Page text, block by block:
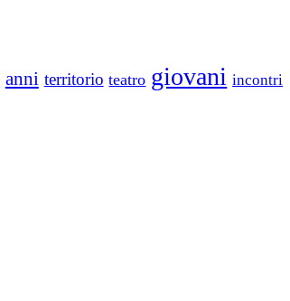
anni territorio teatro giovani incontri